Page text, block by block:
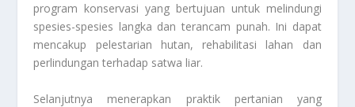
program konservasi yang bertujuan untuk melindungi
spesies-spesies langka dan terancam punah. Ini dapat
mencakup pelestarian hutan, rehabilitasi lahan dan
perlindungan terhadap satwa liar.
Selanjutnya menerapkan praktik pertanian yang